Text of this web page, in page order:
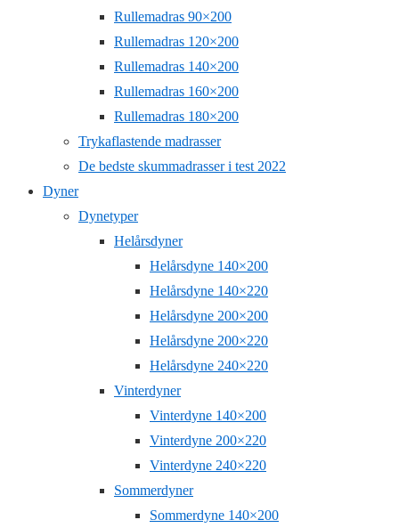
Rullemadras 90×200
Rullemadras 120×200
Rullemadras 140×200
Rullemadras 160×200
Rullemadras 180×200
Trykaflastende madrasser
De bedste skummadrasser i test 2022
Dyner
Dynetyper
Helårsdyner
Helårsdyne 140×200
Helårsdyne 140×220
Helårsdyne 200×200
Helårsdyne 200×220
Helårsdyne 240×220
Vinterdyner
Vinterdyne 140×200
Vinterdyne 200×220
Vinterdyne 240×220
Sommerdyner
Sommerdyne 140×200